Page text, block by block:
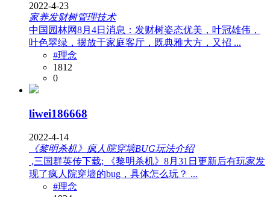
2022-4-23
家养发财树管理技术
中国园林网8月4日消息：发财树姿态优美，叶冠雄伟，
叶色翠绿，摆放于家庭客厅，既典雅大方，又招 ...
#理念
1812
0
liwei186668
2022-4-14
《黎明杀机》疯人院穿墙BUG玩法介绍
,三国群英传下载; 《黎明杀机》8月31日更新后有玩家发
现了疯人院穿墙的bug，具体怎么玩？ ...
#理念